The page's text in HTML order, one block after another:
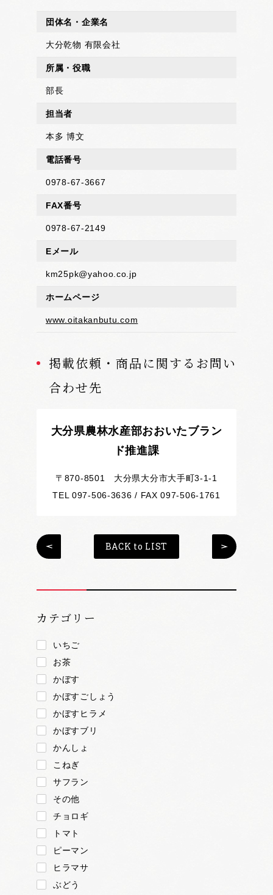
団体名・企業名
大分乾物 有限会社
所属・役職
部長
担当者
本多 博文
電話番号
0978-67-3667
FAX番号
0978-67-2149
Eメール
km25pk@yahoo.co.jp
ホームページ
www.oitakanbutu.com
掲載依頼・商品に関するお問い
合わせ先
大分県農林水産部おおいたブラン
ド推進課
〒870-8501 大分県大分市大手町3-1-1
TEL 097-506-3636 / FAX 097-506-1761
BACK to LIST
カテゴリー
いちご
お茶
かぼす
かぼすごしょう
かぼすヒラメ
かぼすブリ
かんしょ
こねぎ
サフラン
その他
チョロギ
トマト
ピーマン
ヒラマサ
ぶどう